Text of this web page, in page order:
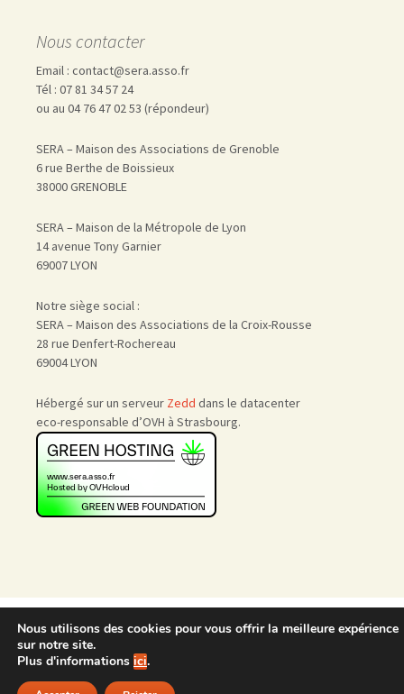
Nous contacter
Email : contact@sera.asso.fr
Tél : 07 81 34 57 24
ou au 04 76 47 02 53 (répondeur)
SERA – Maison des Associations de Grenoble
6 rue Berthe de Boissieux
38000 GRENOBLE
SERA – Maison de la Métropole de Lyon
14 avenue Tony Garnier
69007 LYON
Notre siège social :
SERA – Maison des Associations de la Croix-Rousse
28 rue Denfert-Rochereau
69004 LYON
Hébergé sur un serveur Zedd dans le datacenter
eco-responsable d’OVH à Strasbourg.
Admin
Nous utilisons des cookies pour vous offrir la meilleure expérience
sur notre site.
Plus d'informations ici.